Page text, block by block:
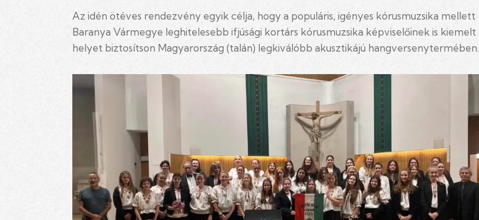
Az idén ötéves rendezvény egyik célja, hogy a populáris, igényes kórusmuzsika mellett
Baranya Vármegye leghitelesebb ifjúsági kortárs kórusmuzsika képviselőinek is kiemelt
helyet biztosítson Magyarország (talán) legkiválóbb akusztikájú hangversenytermében.